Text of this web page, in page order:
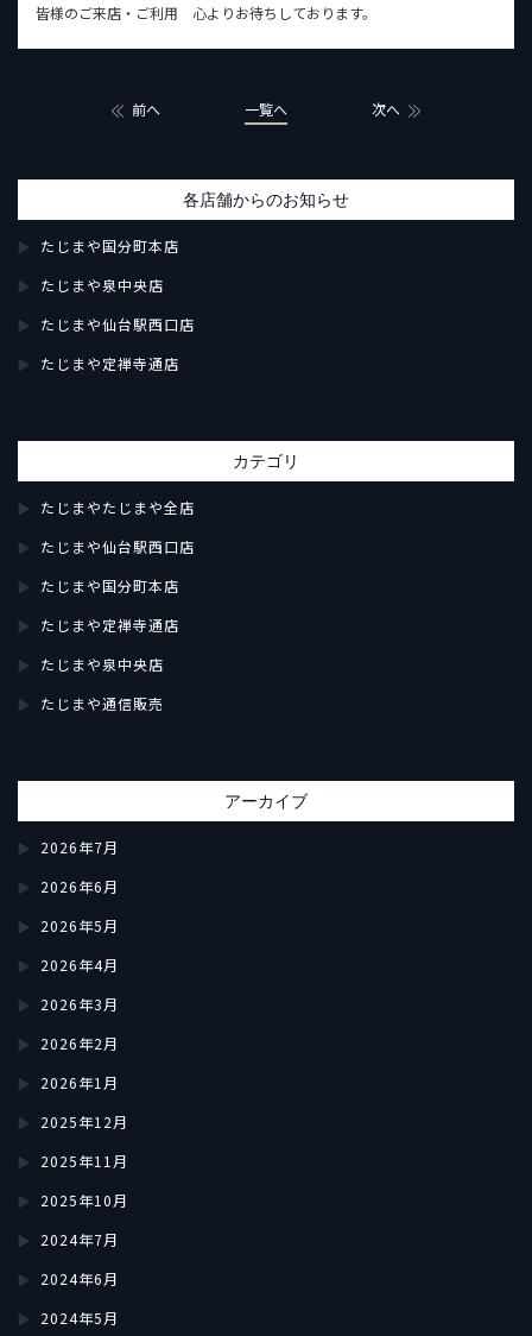
皆様のご来店・ご利用 心よりお待ちしております。
前へ 一覧へ 次へ
各店舗からのお知らせ
たじまや国分町本店
たじまや泉中央店
たじまや仙台駅西口店
たじまや定禅寺通店
カテゴリ
たじまやたじまや全店
たじまや仙台駅西口店
たじまや国分町本店
たじまや定禅寺通店
たじまや泉中央店
たじまや通信販売
アーカイブ
2026年7月
2026年6月
2026年5月
2026年4月
2026年3月
2026年2月
2026年1月
2025年12月
2025年11月
2025年10月
2024年7月
2024年6月
2024年5月